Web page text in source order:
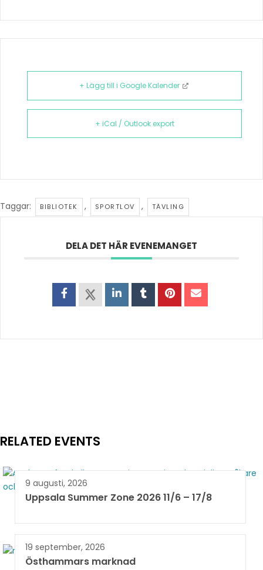
+ Lägg till i Google Kalender
+ iCal / Outlook export
Taggar: BIBLIOTEK , SPORTLOV , TÄVLING
DELA DET HÄR EVENEMANGET
RELATED EVENTS
9 augusti, 2026
Uppsala Summer Zone 2026 11/6 – 17/8 ​
19 september, 2026
Östhammars marknad